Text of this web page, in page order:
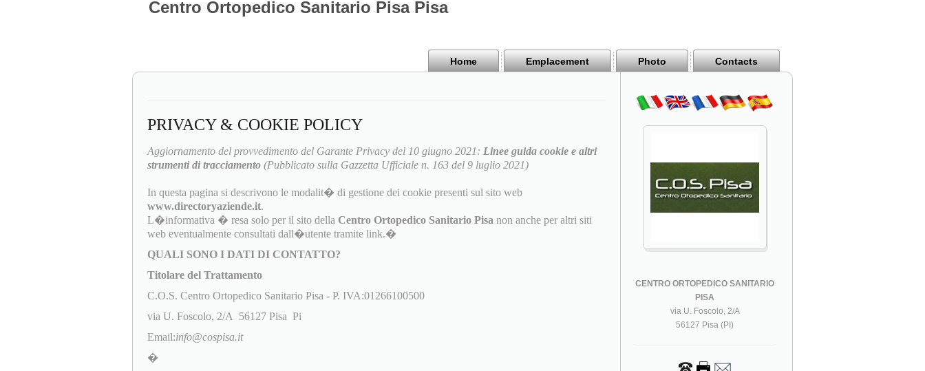
Centro Ortopedico Sanitario Pisa Pisa
Home Emplacement Photo Contacts
PRIVACY & COOKIE POLICY
Aggiornamento del provvedimento del Garante Privacy del 10 giugno 2021: Linee guida cookie e altri
strumenti di tracciamento (Pubblicato sulla Gazzetta Ufficiale n. 163 del 9 luglio 2021)
In questa pagina si descrivono le modalit� di gestione dei cookie presenti sul sito web
www.directoryaziende.it.
L�informativa � resa solo per il sito della Centro Ortopedico Sanitario Pisa non anche per altri siti
web eventualmente consultati dall�utente tramite link.�
QUALI SONO I DATI DI CONTATTO?
Titolare del Trattamento
C.O.S. Centro Ortopedico Sanitario Pisa - P. IVA:01266100500
via U. Foscolo, 2/A 56127 Pisa Pi
Email:info@cospisa.it
�
CENTRO ORTOPEDICO SANITARIO
PISA
via U. Foscolo, 2/A
56127 Pisa (PI)